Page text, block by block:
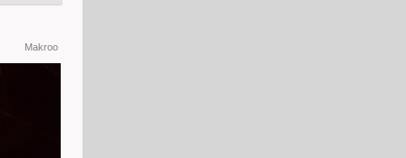
Makroo